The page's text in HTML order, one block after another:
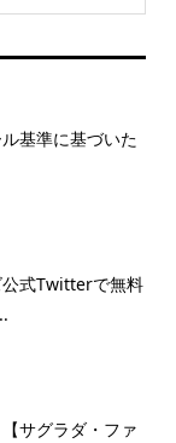
基準に基づいた
式Twitterで無料
サグラダ・ファ